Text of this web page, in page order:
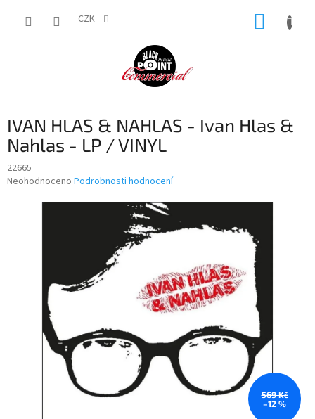
CZK
IVAN HLAS & NAHLAS - Ivan Hlas &
Nahlas - LP / VINYL
22665
Průměrné
Neohodnoceno Podrobnosti hodnocení
569 Kč
–12 %